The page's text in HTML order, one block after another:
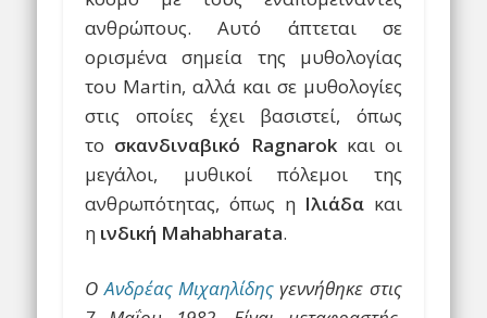
ανθρώπους. Αυτό άπτεται σε
ορισμένα σημεία της μυθολογίας
του Martin, αλλά και σε μυθολογίες
στις οποίες έχει βασιστεί, όπως
το σκανδιναβικό Ragnarokκαι οι
μεγάλοι, μυθικοί πόλεμοι της
ανθρωπότητας, όπως η Ιλιάδα και
η ινδική Mahabharata.
ΟΑνδρέας Μιχαηλίδης γεννήθηκε στις